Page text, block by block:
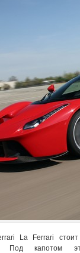
La Ferrari
Под капотом